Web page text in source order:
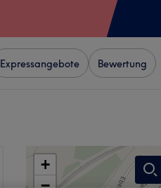
Expressangebote Bewertung
+